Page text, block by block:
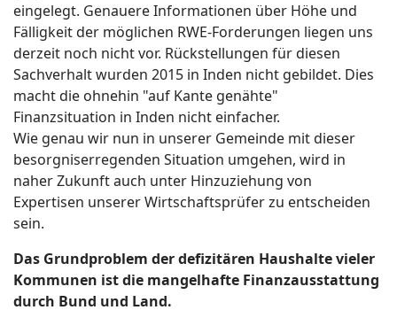
eingelegt. Genauere Informationen über Höhe und
Fälligkeit der möglichen RWE-Forderungen liegen uns
derzeit noch nicht vor. Rückstellungen für diesen
Sachverhalt wurden 2015 in Inden nicht gebildet. Dies
macht die ohnehin "auf Kante genähte"
Finanzsituation in Inden nicht einfacher.
Wie genau wir nun in unserer Gemeinde mit dieser
besorgniserregenden Situation umgehen, wird in
naher Zukunft auch unter Hinzuziehung von
Expertisen unserer Wirtschaftsprüfer zu entscheiden
sein.
Das Grundproblem der defizitären Haushalte vieler
Kommunen ist die mangelhafte Finanzausstattung
durch Bund und Land.